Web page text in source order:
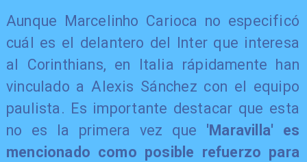
Aunque Marcelinho Carioca no especificó
cuál es el delantero del Inter que interesa
al Corinthians, en Italia rápidamente han
vinculado a Alexis Sánchez con el equipo
paulista. Es importante destacar que esta
no es la primera vez que 'Maravilla' es
mencionado como posible refuerzo para